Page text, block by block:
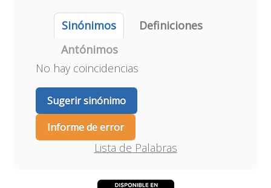
Sinónimos
Definiciones
Antónimos
No hay coincidencias
Sugerir sinónimo
Informe de error
Lista de Palabras